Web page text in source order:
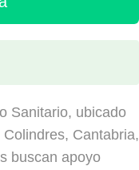
Sanitario, ubicado
Cantabria,
buscan apoyo